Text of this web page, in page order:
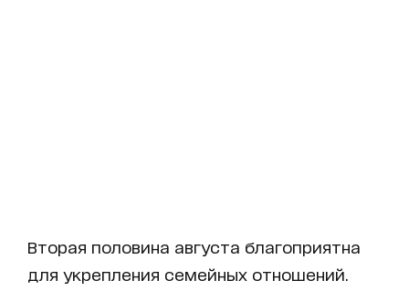
Вторая половина августа благоприятна
для укрепления семейных отношений.